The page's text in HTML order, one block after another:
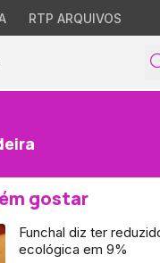
RTP ARQUIVOS
gostar
Funchal diz ter
ecológica em 9%